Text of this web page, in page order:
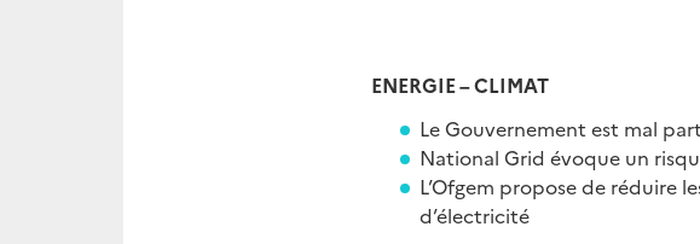
ENERGIE – CLIMAT
Le Gouvernement est mal
National Grid évoque un
L’Ofgem propose de réduire
d’électricité